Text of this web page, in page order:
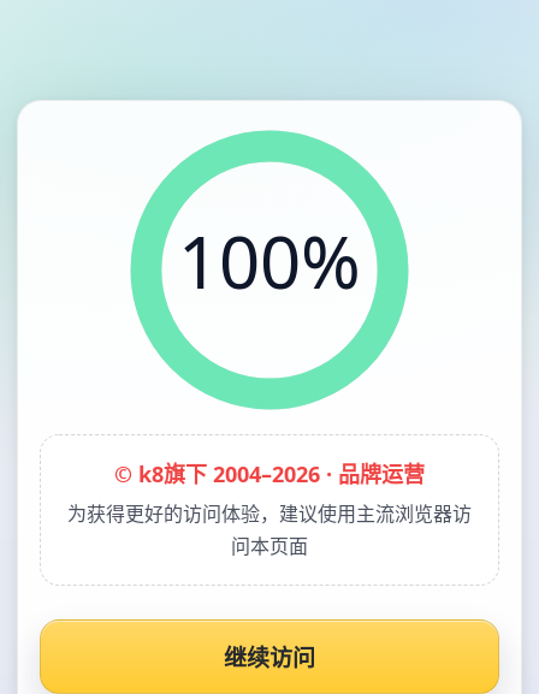
100%
© k8旗下 2004–2026 · 品牌运营
为获得更好的访问体验，建议使用主流浏览器访
问本页面
继续访问